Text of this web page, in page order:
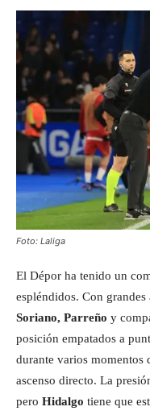
Foto: Laliga
El Dépor ha tenido un
espléndidos. Con grandes
Soriano, Parreño y
posición empatados a
durante varios momentos
ascenso directo. La
pero Hidalgo tiene que